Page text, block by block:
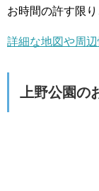
お時間の許す限
詳細な地図や周
上野公園の